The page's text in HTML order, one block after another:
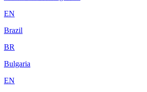
EN
Brazil
BR
Bulgaria
EN